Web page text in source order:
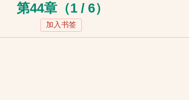
第44章（1 / 6）
加入书签